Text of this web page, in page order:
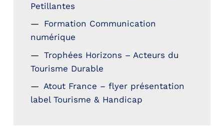
Petillantes
Formation Communication
numérique
Trophées Horizons – Acteurs du
Tourisme Durable
Atout France – flyer présentation
label Tourisme & Handicap